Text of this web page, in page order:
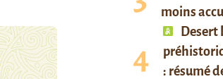
moins
Desert
: résumé